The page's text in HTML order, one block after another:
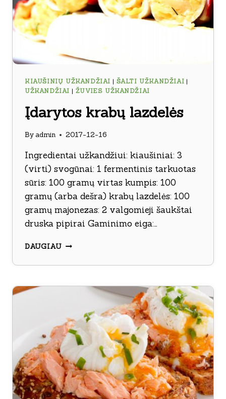
KIAUŠINIŲ UŽKANDŽIAI | ŠALTI UŽKANDŽIAI |
UŽKANDŽIAI | ŽUVIES UŽKANDŽIAI
Įdarytos krabų lazdelės
By admin 2017-12-16
Ingredientai užkandžiui: kiaušiniai: 3
(virti) svogūnai: 1 fermentinis tarkuotas
sūris: 100 gramų virtas kumpis: 100
gramų (arba dešra) krabų lazdelės: 100
gramų majonezas: 2 valgomieji šaukštai
druska pipirai Gaminimo eiga:…
DAUGIAUĮDARYTOS
LAZDELĖS